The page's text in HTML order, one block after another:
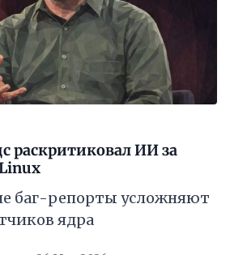
раскритиковал ИИ за
баг-репорты усложняют
ядра